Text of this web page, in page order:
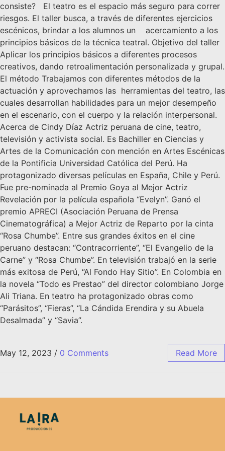
consiste? El teatro es el espacio más seguro para correr
riesgos. El taller busca, a través de diferentes ejercicios
escénicos, brindar a los alumnos un acercamiento a los
principios básicos de la técnica teatral. Objetivo del taller
Aplicar los principios básicos a diferentes procesos
creativos, dando retroalimentación personalizada y grupal.
El método Trabajamos con diferentes métodos de la
actuación y aprovechamos las herramientas del teatro, las
cuales desarrollan habilidades para un mejor desempeño
en el escenario, con el cuerpo y la relación interpersonal.
Acerca de Cindy Díaz Actriz peruana de cine, teatro,
televisión y activista social. Es Bachiller en Ciencias y
Artes de la Comunicación con mención en Artes Escénicas
de la Pontificia Universidad Católica del Perú. Ha
protagonizado diversas películas en España, Chile y Perú.
Fue pre-nominada al Premio Goya al Mejor Actriz
Revelación por la película española “Evelyn”. Ganó el
premio APRECI (Asociación Peruana de Prensa
Cinematográfica) a Mejor Actriz de Reparto por la cinta
“Rosa Chumbe”. Entre sus grandes éxitos en el cine
peruano destacan: “Contracorriente”, “El Evangelio de la
Carne” y “Rosa Chumbe”. En televisión trabajó en la serie
más exitosa de Perú, “Al Fondo Hay Sitio”. En Colombia en
la novela “Todo es Prestao” del director colombiano Jorge
Ali Triana. En teatro ha protagonizado obras como
“Parásitos”, “Fieras”, “La Cándida Erendira y su Abuela
Desalmada” y “Savia”.
May 12, 2023 / 0 Comments Read More